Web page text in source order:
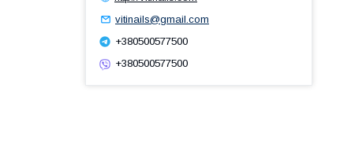
vitinails@gmail.com
+380500577500
+380500577500